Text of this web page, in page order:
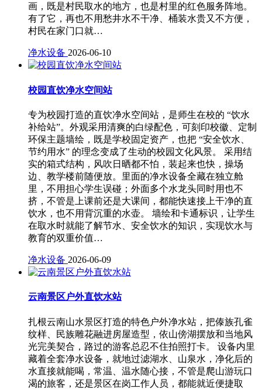
画，既是村民取水的地方，也是村里的红色服务阵地。
有了它，再也不用愁井水不干净、桶装水贵又不方便，
村民在家门口就…
净水设备 2026-06-10
校园直饮净水空间站
专为校园打造的直饮净水空间站，是师生在校的 “饮水
补给站”。外观采用清爽的白绿配色，可刻印校徽、定制
环保主题墙绘，既是学校固定资产，也把 “安全饮水、
节约用水” 的理念变成了生动的校园文化风景。 采用结
实的箱式结构，风吹日晒都不怕，装起来也快，操场
边、教学楼前随便放。里面的净水设备全藏在独立舱
里，不用担心学生误碰；外面多个水龙头同时用也不
挤，不管是上课前还是大课间，都能快速接上干净的直
饮水，也不用背沉重的水壶。 墙绘和卡通标识，让学生
在取水时就能了解节水、安全饮水的知识，实现饮水与
教育的双重价值…
净水设备 2026-06-09
云南景区户外直饮水站
扎根云南山水景区打造的特色户外净水站，把傣族孔雀
纹样、民族雕花融进房屋造型，依山傍湖摆放和当地风
光完美契合，路过的游客总忍不住拍照打卡。 设备内里
藏着全套净水设备，就地过滤湖水、山泉水，净化后的
水直接就能喝，常温、温水随心接，不管是爬山游玩口
渴的旅客，还是景区在岗工作人员，都能就近便捷取